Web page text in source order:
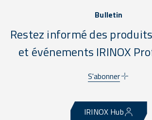
Bulletin
Restez informé des
et événements IRINOX
S'abonner
IRINOX Hub